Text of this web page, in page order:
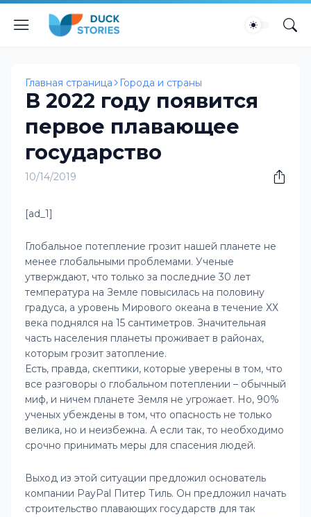
Главная страница Города и страны
В 2022 году появится
первое плавающее
государство
10/14/2019
[ad_1]
Глобальное потепление грозит нашей планете не
менее глобальными проблемами. Ученые
утверждают, что только за последние 30 лет
температура на Земле повысилась на половину
градуса, а уровень Мирового океана в течение ХХ
века поднялся на 15 сантиметров. Значительная
часть населения планеты проживает в районах,
которым грозит затопление.
Есть, правда, скептики, которые уверены в том, что
все разговоры о глобальном потеплении – обычный
миф, и ничем планете Земля не угрожает. Но, 90%
ученых убеждены в том, что опасность не только
велика, но и неизбежна. А если так, то необходимо
срочно принимать меры для спасения людей.
Выход из этой ситуации предложил основатель
компании PayPal Питер Тиль. Он предложил начать
строительство плавающих государств для так